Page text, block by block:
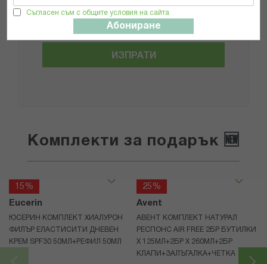
Съгласен съм с общите условия на сайта
Абониране
поверителност *
ИЗПРАТИ
Комплекти за подарък 🆕
15%
Eucerin
ЮСЕРИН КОМПЛЕКТ ХИАЛУРОН
ФИЛЪР ЕЛАСТИСИТИ ДНЕВЕН
КРЕМ SPF30 50МЛ+РЕФИЛ 50МЛ
25%
Avent
АВЕНТ КОМПЛЕКТ НАТУРАЛ
РЕСПОНС AIR FREE 2БР БУТИЛКИ
Х 125МЛ+2БР Х 260МЛ+2БР
КЛАПИ+ЗАЛЪГАЛКА+ЧЕТКА